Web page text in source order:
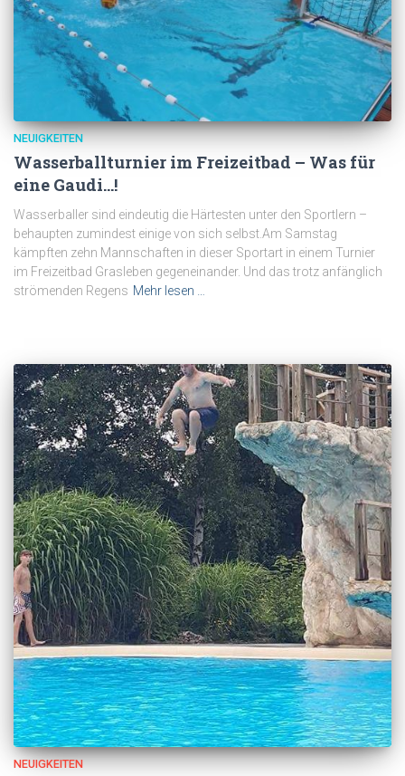
NEUIGKEITEN
Wasserballturnier im Freizeitbad – Was für
eine Gaudi…!
Wasserballer sind eindeutig die Härtesten unter den Sportlern –
behaupten zumindest einige von sich selbst.Am Samstag
kämpften zehn Mannschaften in dieser Sportart in einem Turnier
im Freizeitbad Grasleben gegeneinander. Und das trotz anfänglich
strömenden Regens Mehr lesen …
NEUIGKEITEN